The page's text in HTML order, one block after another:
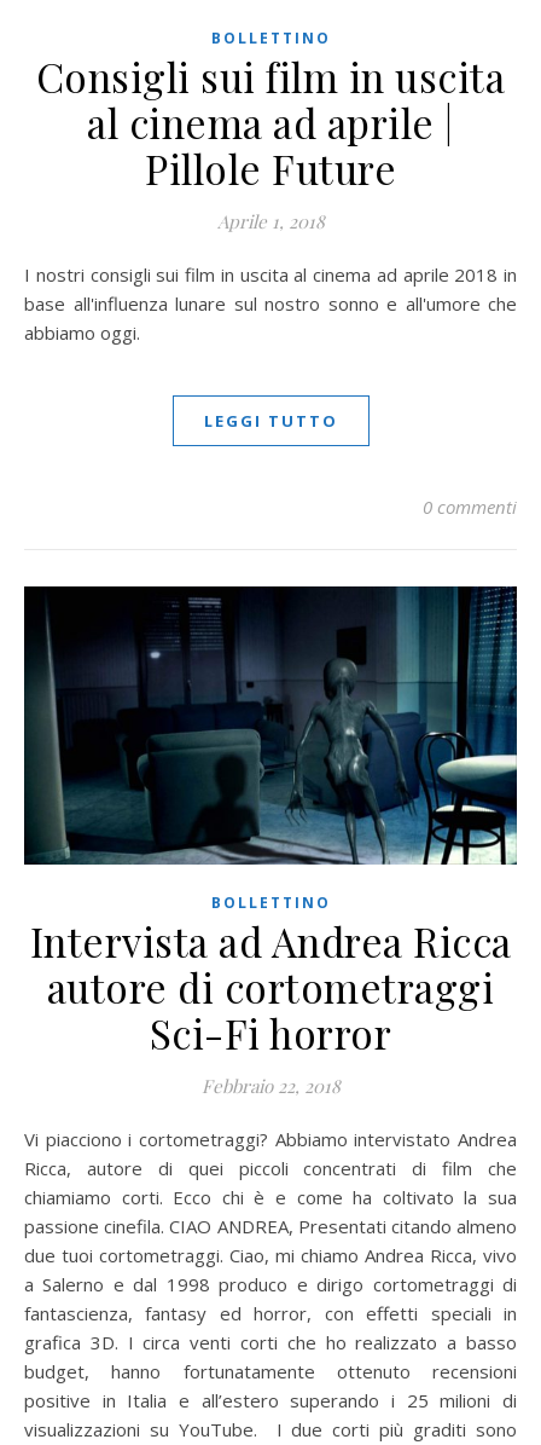
BOLLETTINO
Consigli sui film in uscita
al cinema ad aprile |
Pillole Future
Aprile 1, 2018
I nostri consigli sui film in uscita al cinema ad aprile 2018 in
base all'influenza lunare sul nostro sonno e all'umore che
abbiamo oggi.
LEGGI TUTTO
0 commenti
BOLLETTINO
Intervista ad Andrea Ricca
autore di cortometraggi
Sci-Fi horror
Febbraio 22, 2018
Vi piacciono i cortometraggi? Abbiamo intervistato Andrea
Ricca, autore di quei piccoli concentrati di film che
chiamiamo corti. Ecco chi è e come ha coltivato la sua
passione cinefila. CIAO ANDREA, Presentati citando almeno
due tuoi cortometraggi. Ciao, mi chiamo Andrea Ricca, vivo
a Salerno e dal 1998 produco e dirigo cortometraggi di
fantascienza, fantasy ed horror, con effetti speciali in
grafica 3D. I circa venti corti che ho realizzato a basso
budget, hanno fortunatamente ottenuto recensioni
positive in Italia e all’estero superando i 25 milioni di
visualizzazioni su YouTube. I due corti più graditi sono